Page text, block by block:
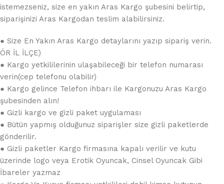
istemezseniz, size en yakın Aras Kargo şubesini belirtip,
siparişinizi Aras Kargodan teslim alabilirsiniz.
● Size En Yakın Aras Kargo detaylarını yazıp sipariş verin.
ÖR İL İLÇE)
● Kargo yetkililerinin ulaşabileceği bir telefon numarası
verin(cep telefonu olabilir)
● Kargo gelince Telefon ihbarı ile Kargonuzu Aras Kargo
şubesinden alın!
● Gizli kargo ve gizli paket uygulaması
● Bütün yapmış olduğunuz siparişler size gizli paketlerde
gönderilir.
● Gizli paketler Kargo firmasına kapalı verilir ve kutu
üzerinde logo veya Erotik Oyuncak, Cinsel Oyuncak Gibi
İbareler yazmaz